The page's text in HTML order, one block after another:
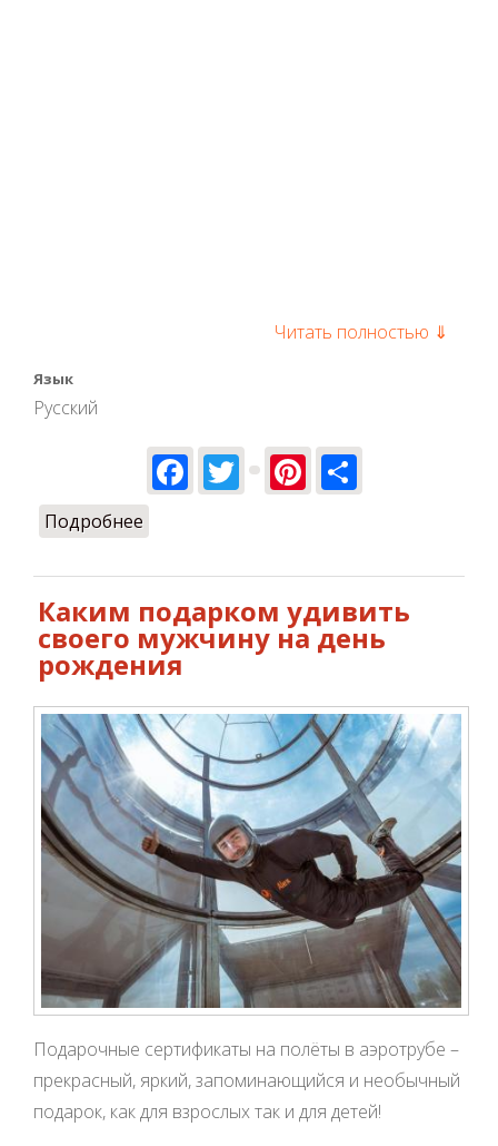
Читать полностью ⇓
Язык
Русский
Facebook
TwitterPinterest
Подробнее
Каким подарком удивить
своего мужчину на день
рождения
Подарочные сертификаты на полёты в аэротрубе –
прекрасный, яркий, запоминающийся и необычный
подарок, как для взрослых так и для детей!